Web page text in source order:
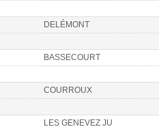
DELÉMONT
BASSECOURT
COURROUX
LES GENEVEZ JU